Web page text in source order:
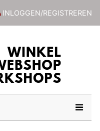
INLOGGEN/REGISTREREN